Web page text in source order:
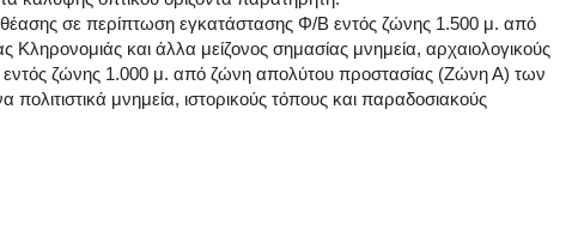
θέασης σε περίπτωση εγκατάστασης Φ/Β εντός ζώνης 1.500 μ. από
και άλλα μείζονος σημασίας μνημεία, αρχαιολογικούς
εντός ζώνης 1.000 μ. από ζώνη απολύτου προστασίας (Ζώνη Α) των
μνημεία, ιστορικούς τόπους και παραδοσιακούς